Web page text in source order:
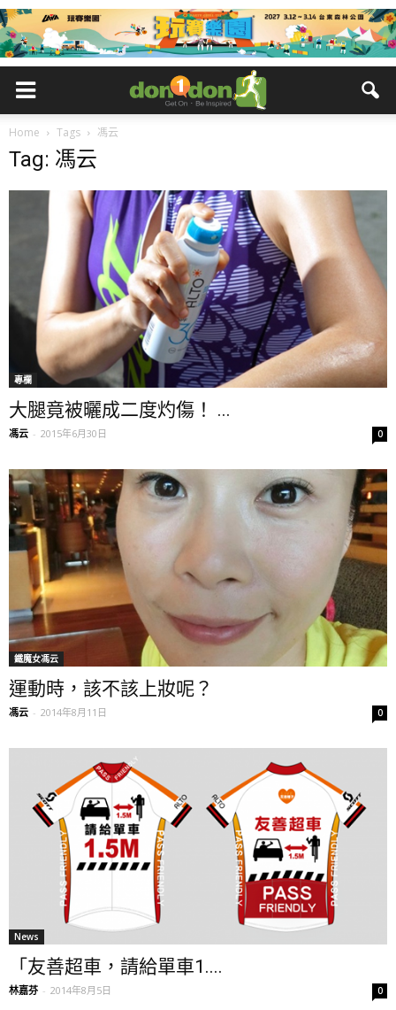
Home Tags 馮云
Tag: 馮云
專欄
大腿竟被曬成二度灼傷！ ...
馮云 - 2015年6月30日 0
鐵魔女馮云
運動時，該不該上妝呢？
馮云 - 2014年8月11日 0
News
「友善超車，請給單車1....
林嘉芬 - 2014年8月5日 0